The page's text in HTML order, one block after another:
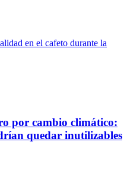
por cambio climático:
quedar inutilizables